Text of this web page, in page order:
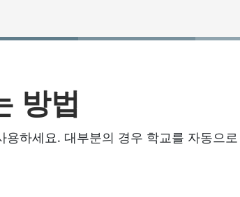
방법
하세요. 대부분의 경우 학교를 자동으